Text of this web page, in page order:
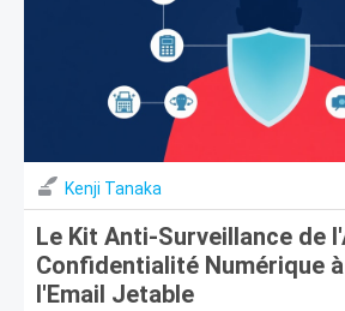
Kenji Tanaka
Le Kit Anti-Surveillance de
Confidentialité Numérique
l'Email Jetable